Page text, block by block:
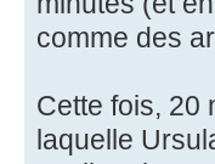
comme des
Cette fois, 20
laquelle